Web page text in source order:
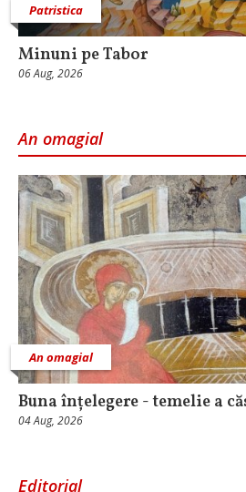
Patristica
Minuni pe Tabor
06 Aug, 2026
An omagial
An omagial
Buna înțelegere - temelie a
04 Aug, 2026
Editorial